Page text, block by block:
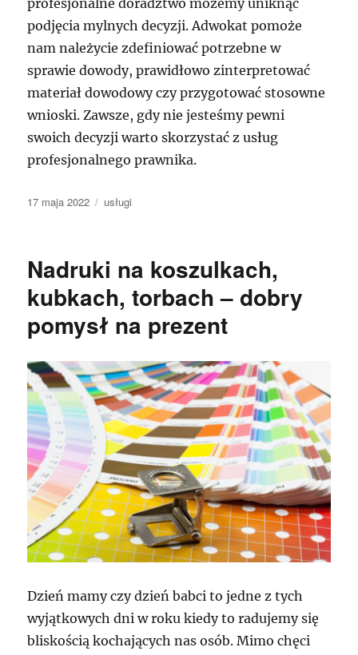
podjęcia mylnych decyzji. Adwokat pomoże
nam należycie zdefiniować potrzebne w
sprawie dowody, prawidłowo zinterpretować
materiał dowodowy czy przygotować stosowne
wnioski. Zawsze, gdy nie jesteśmy pewni
swoich decyzji warto skorzystać z usług
profesjonalnego prawnika.
Data
17 maja 2022 Kategorie
usługi
Nadruki na koszulkach,
kubkach, torbach – dobry
pomysł na prezent
Dzień mamy czy dzień babci to jedne z tych
wyjątkowych dni w roku kiedy to radujemy się
bliskością kochających nas osób. Mimo chęci